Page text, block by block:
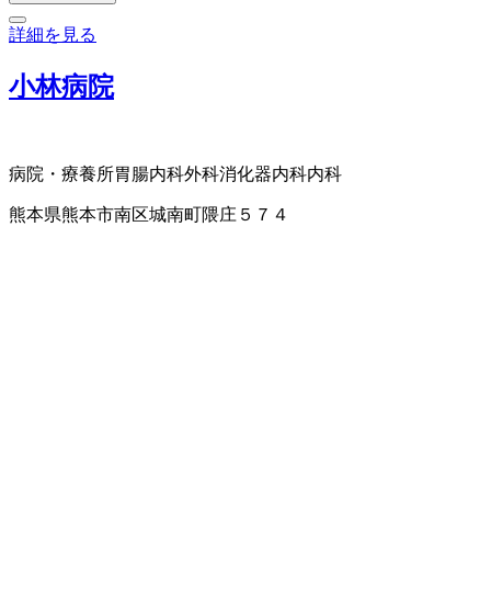
詳細を見る
小林病院
病院・療養所胃腸内科外科消化器内科内科
熊本県熊本市南区城南町隈庄５７４